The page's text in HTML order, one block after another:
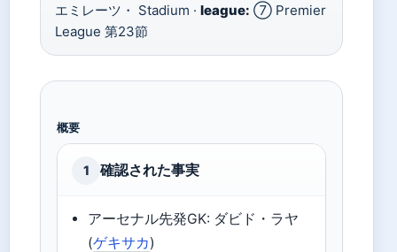
エミレーツ・ Stadium · league: ⑦ Premier
League 第23節
概要
1 確認された事実
アーセナル先発GK: ダビド・ラヤ
(ゲキサカ)